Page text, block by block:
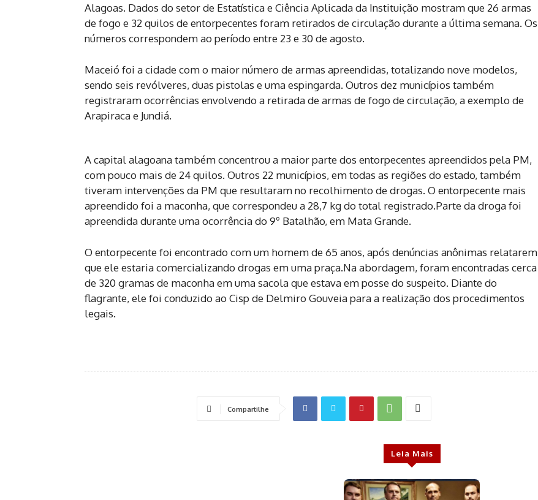
Alagoas. Dados do setor de Estatística e Ciência Aplicada da Instituição mostram que 26 armas
de fogo e 32 quilos de entorpecentes foram retirados de circulação durante a última semana. Os
números correspondem ao período entre 23 e 30 de agosto.
Maceió foi a cidade com o maior número de armas apreendidas, totalizando nove modelos,
sendo seis revólveres, duas pistolas e uma espingarda. Outros dez municípios também
registraram ocorrências envolvendo a retirada de armas de fogo de circulação, a exemplo de
Arapiraca e Jundiá.
A capital alagoana também concentrou a maior parte dos entorpecentes apreendidos pela PM,
com pouco mais de 24 quilos. Outros 22 municípios, em todas as regiões do estado, também
tiveram intervenções da PM que resultaram no recolhimento de drogas. O entorpecente mais
apreendido foi a maconha, que correspondeu a 28,7 kg do total registrado.Parte da droga foi
apreendida durante uma ocorrência do 9º Batalhão, em Mata Grande.
O entorpecente foi encontrado com um homem de 65 anos, após denúncias anônimas relatarem
que ele estaria comercializando drogas em uma praça.Na abordagem, foram encontradas cerca
de 320 gramas de maconha em uma sacola que estava em posse do suspeito. Diante do
flagrante, ele foi conduzido ao Cisp de Delmiro Gouveia para a realização dos procedimentos
legais.
Compartilhe
Leia Mais